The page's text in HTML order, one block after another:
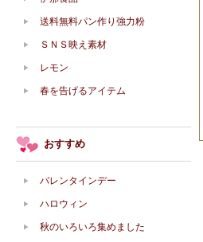
送料無料パン作り強力粉
ＳＮＳ映え素材
レモン
春を告げるアイテム
おすすめ
バレンタインデー
ハロウィン
秋のいろいろ集めました